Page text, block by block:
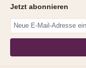
Jetzt abonnieren